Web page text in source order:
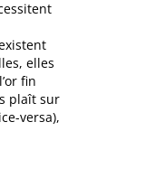
elles
fin
plaît sur
versa),